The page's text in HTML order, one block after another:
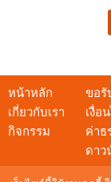
หน้าหลัก
เกี่ยวกับเรา
กิจกรรม
ขอรั
เงื่อ
ค่าธ
ดาว